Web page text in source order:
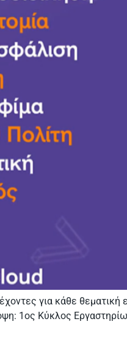
για κάθε θεματική
1ος Κύκλος